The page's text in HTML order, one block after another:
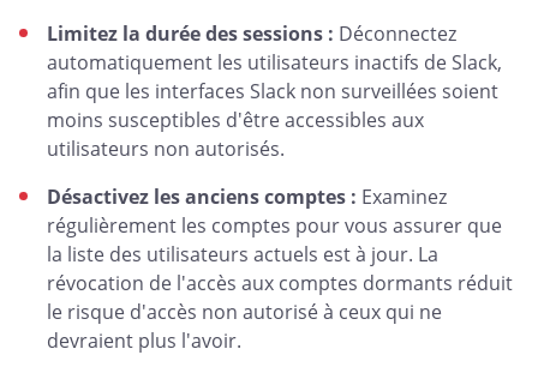
Limitez la durée des sessions : Déconnectez
automatiquement les utilisateurs inactifs de Slack,
afin que les interfaces Slack non surveillées soient
moins susceptibles d'être accessibles aux
utilisateurs non autorisés.
Désactivez les anciens comptes : Examinez
régulièrement les comptes pour vous assurer que
la liste des utilisateurs actuels est à jour. La
révocation de l'accès aux comptes dormants réduit
le risque d'accès non autorisé à ceux qui ne
devraient plus l'avoir.